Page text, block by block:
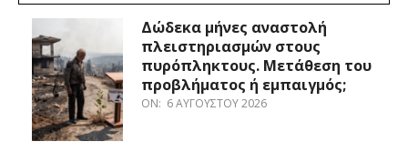
Δώδεκα μήνες αναστολή
πλειστηριασμών στους
πυρόπληκτους. Μετάθεση του
προβλήματος ή εμπαιγμός;
ON: 6 ΑΥΓΟΎΣΤΟΥ 2026